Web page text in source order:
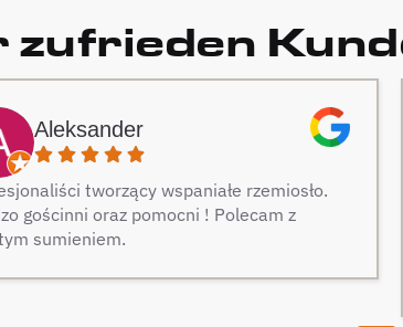
zufrieden
Aleksander
tworzący wspaniałe rzemiosło.
gościnni oraz pomocni ! Polecam z
sumieniem.